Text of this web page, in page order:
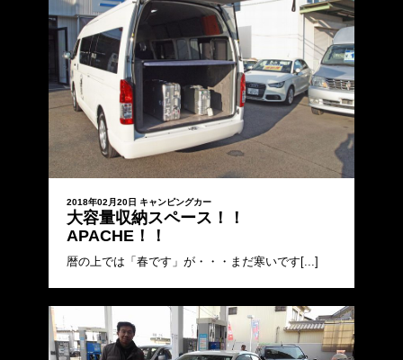
2018年02月20日 キャンピングカー
大容量収納スペース！！
APACHE！！
暦の上では「春です」が・・・まだ寒いです[...]